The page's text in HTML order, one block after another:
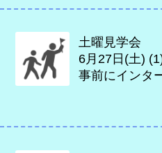
土曜見学会
6月27日(土)
事前にインタ